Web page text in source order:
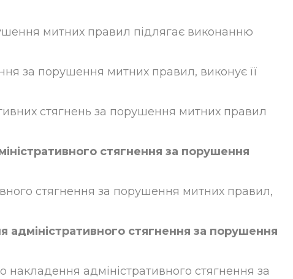
митних правил підлягає виконанню
за порушення митних правил, виконує її
стягнень за порушення митних правил
стягнення за порушення
стягнення за порушення митних правил,
адміністративного стягнення за порушення
накладення адміністративного стягнення за